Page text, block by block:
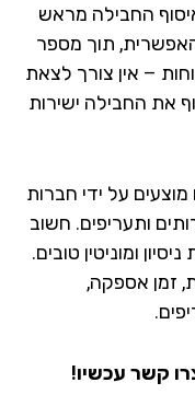
החבילה מראש
תוך מספר
אין צורך לצאת
ישירות
על ידי חברות
חשוב
טובים.
אספקה,
עכשיו!